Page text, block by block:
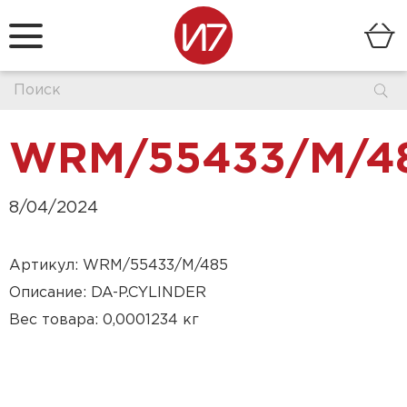
WRM/55433/M/
8/04/2024
Артикул: WRM/55433/M/485
Описание: DA-P.CYLINDER
Вес товара: 0,0001234 кг